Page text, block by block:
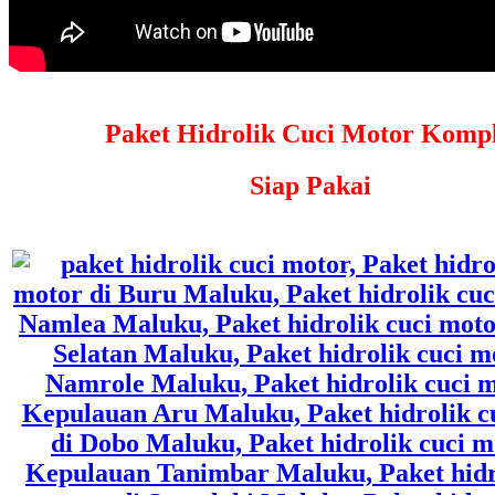
Paket Hidrolik Cuci Motor
Siap Pakai